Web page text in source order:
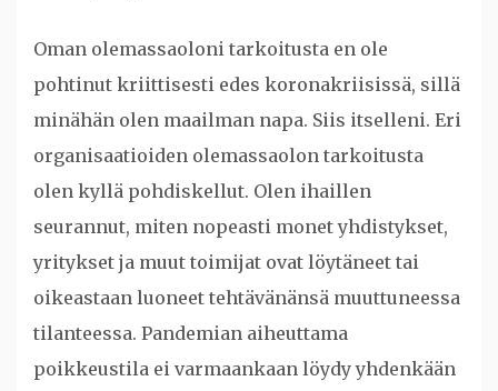
Oman olemassaoloni tarkoitusta en ole
pohtinut kriittisesti edes koronakriisissä, sillä
minähän olen maailman napa. Siis itselleni. Eri
organisaatioiden olemassaolon tarkoitusta
olen kyllä pohdiskellut. Olen ihaillen
seurannut, miten nopeasti monet yhdistykset,
yritykset ja muut toimijat ovat löytäneet tai
oikeastaan luoneet tehtävänänsä muuttuneessa
tilanteessa. Pandemian aiheuttama
poikkeustila ei varmaankaan löydy yhdenkään